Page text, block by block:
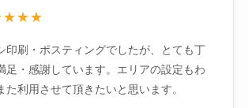
印刷・ポスティングでしたが、とても丁
足・感謝しています。エリアの設定もわ
た利用させて頂きたいと思います。